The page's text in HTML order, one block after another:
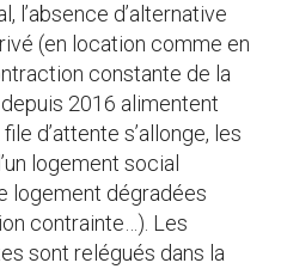
l’absence d’alternative
(en location comme en
constante de la
2016 alimentent
d’attente s’allonge, les
logement social
logement dégradées
contrainte…). Les
sont relégués dans la